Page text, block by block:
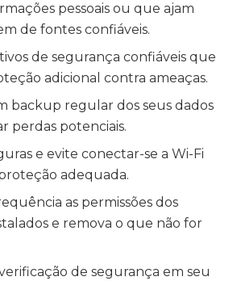
pessoais ou que ajam
de fontes confiáveis.
de segurança confiáveis que
adicional contra ameaças.
backup regular dos seus dados
perdas potenciais.
e evite conectar-se a Wi-Fi
adequada.
as permissões dos
e remova o que não for
de segurança em seu